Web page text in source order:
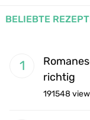
BELIEBTE
richtig
191548